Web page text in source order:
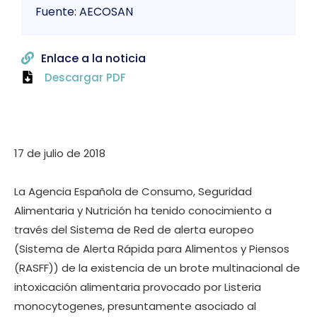
17 de julio de 2018
La Agencia Española de Consumo, Seguridad
Alimentaria y Nutrición ha tenido conocimiento a
través del Sistema de Red de alerta europeo
(Sistema de Alerta Rápida para Alimentos y Piensos
(RASFF)) de la existencia de un brote multinacional de
intoxicación alimentaria provocado por Listeria
monocytogenes, presuntamente asociado al
Fuente: AECOSAN
Enlace a la noticia
Descargar PDF